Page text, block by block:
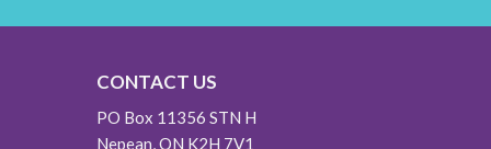
CONTACT US
PO Box 11356 STN H
Nepean, ON K2H 7V1